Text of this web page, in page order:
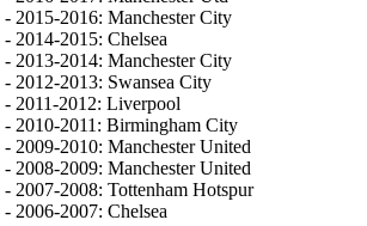
- 2015-2016: Manchester City
- 2014-2015: Chelsea
- 2013-2014: Manchester City
- 2012-2013: Swansea City
- 2011-2012: Liverpool
- 2010-2011: Birmingham City
- 2009-2010: Manchester United
- 2008-2009: Manchester United
- 2007-2008: Tottenham Hotspur
- 2006-2007: Chelsea